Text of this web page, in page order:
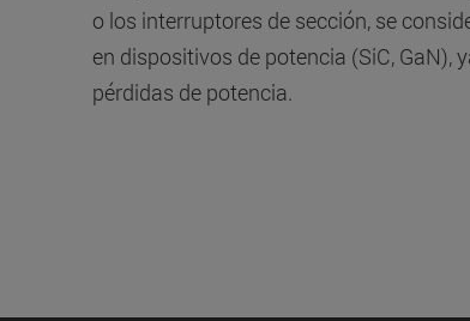
o los interruptores de sección, se
en dispositivos de potencia (SiC, GaN),
pérdidas de potencia.